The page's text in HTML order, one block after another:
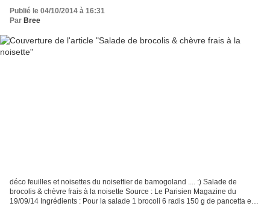
Publié le 04/10/2014 à 16:31
Par Bree
déco feuilles et noisettes du noisettier de bamogoland .... :) Salade de
brocolis & chèvre frais à la noisette Source : Le Parisien Magazine du
19/09/14 Ingrédients : Pour la salade 1 brocoli 6 radis 150 g de pancetta en